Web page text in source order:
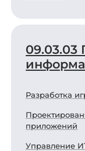
09.03.03
Разработка
приложений
Управление